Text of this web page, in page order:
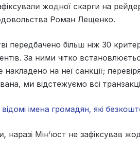
жодної скарги на
Роман Лещенко.
передбачено більш ніж 30
За ними чітко
накладено на неї санкції;
ми відстежуємо всі
імена громадян, які
наразі Мін’юст не зафіксував